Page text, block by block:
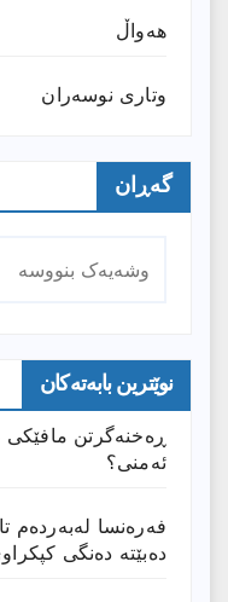
هەواڵ
وتارى نوسەران
گەڕان
نوێترین بابەتەکان
ڕەخنەگرتن مافێکی
ئەمنی؟
فەرەنسا لەبەردەم
دەبێتە دەنگی